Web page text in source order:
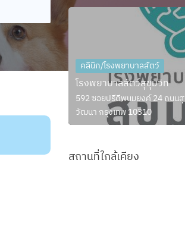
คลินิก/โรงพยาบาลสัตว์
โรงพยาบาลสัตว์สุขุมวิท
592 ซอยปรีดีพนมยงค์ 24 ถนนสุ
วัฒนา กรุงเทพ 10310
สถานที่ใกล้เคียง